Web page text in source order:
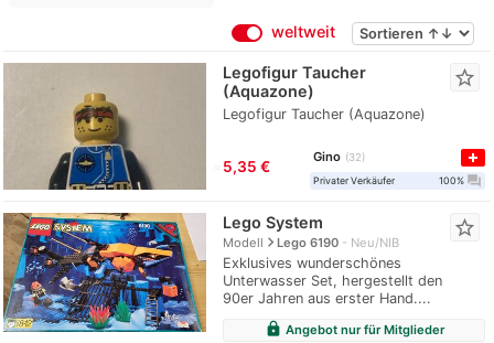
weltweit
Legofigur Taucher
(Aquazone)
Legofigur Taucher (Aquazone)
star_border
5,35 €
Gino
32
Privater Verkäufer
100% question_answer
Lego System
Modellnavigate_nextLego 6190 Neu/NIB
Exklusives wunderschönes
Unterwasser Set, hergestellt den
90er Jahren aus erster Hand....
star_border
lock Angebot nur für Mitglieder